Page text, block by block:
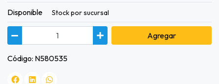
Disponible Stock por sucursal
Agregar
Código: N580535